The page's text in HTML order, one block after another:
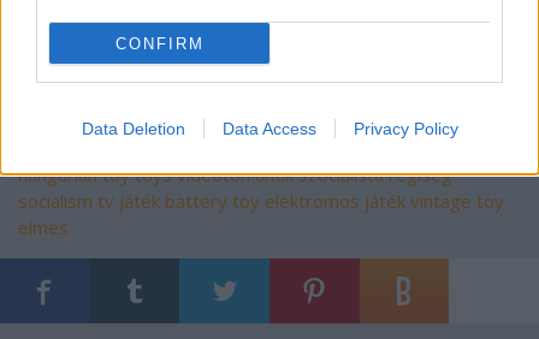
CONFIRM
Data Deletion Data Access Privacy Policy
hungarian toy toys videoton antik szocialista régiség
socialism tv játék battery toy elektromos játék vintage toy
elmes